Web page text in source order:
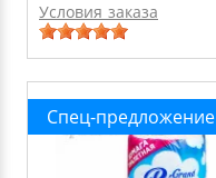
Условия заказа
Спец-предложение